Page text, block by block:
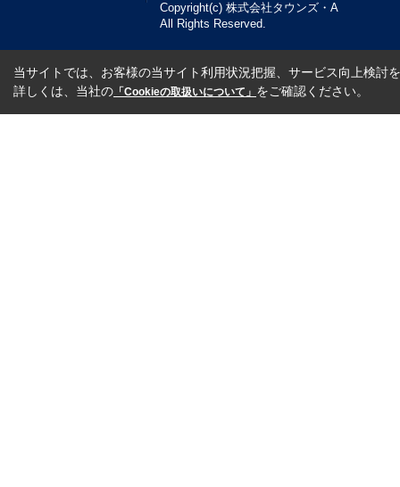
Copyright(c) 株式会社タウンズ・A
All Rights Reserved.
当サイトでは、お客様の当サイト利用状況把握、サービス向上検討
詳しくは、当社の 「Cookieの取扱いについて」 をご確認ください。